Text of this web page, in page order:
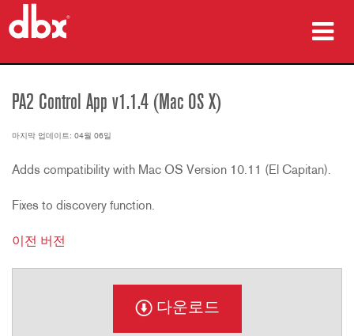
PA2 Control App v1.1.4 (Mac OS X)
마지막 업데이트: 04월 06일
Adds compatibility with Mac OS Version 10.11 (El Capitan).
Fixes to discovery function.
이전 버전
다운로드